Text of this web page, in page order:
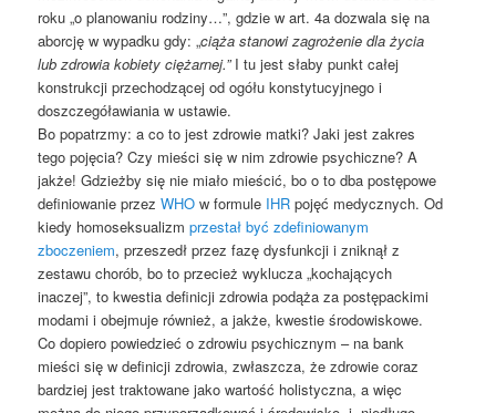
roku „o planowaniu rodziny…”, gdzie w art. 4a dozwala się na
aborcję w wypadku gdy: „ciąża stanowi zagrożenie dla życia
lub zdrowia kobiety ciężarnej.”I tu jest słaby punkt całej
konstrukcji przechodzącej od ogółu konstytucyjnego i
doszczegóławiania w ustawie.
Bo popatrzmy: a co to jest zdrowie matki? Jaki jest zakres
tego pojęcia? Czy mieści się w nim zdrowie psychiczne? A
jakże! Gdzieżby się nie miało mieścić, bo o to dba postępowe
definiowanie przezWHO w formule IHR pojęć medycznych. Od
kiedy homoseksualizmprzestał być zdefiniowanym
zboczeniem, przeszedł przez fazę dysfunkcji i zniknął z
zestawu chorób, bo to przecież wyklucza „kochających
inaczej”, to kwestia definicji zdrowia podąża za postępackimi
modami i obejmuje również, a jakże, kwestie środowiskowe.
Co dopiero powiedzieć o zdrowiu psychicznym – na bank
mieści się w definicji zdrowia, zwłaszcza, że zdrowie coraz
bardziej jest traktowane jako wartość holistyczna, a więc